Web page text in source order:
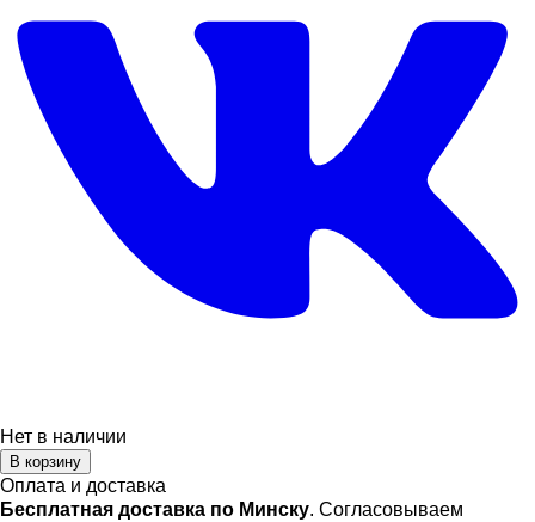
Нет в наличии
В корзину
Оплата и доставка
Бесплатная доставка по Минску. Согласовываем